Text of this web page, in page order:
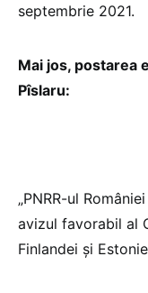
septembrie 2021.
Mai jos, postarea
Pîslaru:
„PNRR-ul
avizul favorabil al
Finlandei și